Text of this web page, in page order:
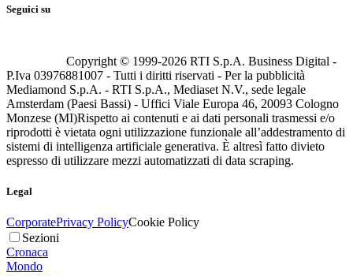
Seguici su
Copyright © 1999-2026 RTI S.p.A. Business Digital -
P.Iva 03976881007 - Tutti i diritti riservati - Per la pubblicità
Mediamond S.p.A. - RTI S.p.A., Mediaset N.V., sede legale
Amsterdam (Paesi Bassi) - Uffici Viale Europa 46, 20093 Cologno
Monzese (MI)Rispetto ai contenuti e ai dati personali trasmessi e/o
riprodotti è vietata ogni utilizzazione funzionale all’addestramento di
sistemi di intelligenza artificiale generativa. È altresì fatto divieto
espresso di utilizzare mezzi automatizzati di data scraping.
Legal
CorporatePrivacy PolicyCookie Policy
Sezioni
Cronaca
Mondo